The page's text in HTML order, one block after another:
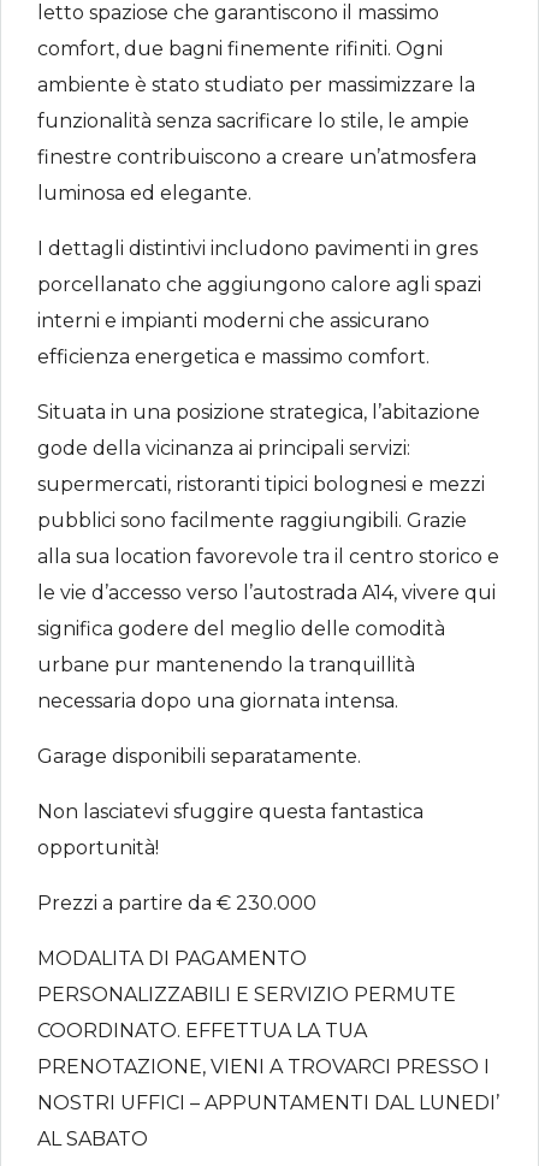
letto spaziose che garantiscono il massimo
comfort, due bagni finemente rifiniti. Ogni
ambiente è stato studiato per massimizzare la
funzionalità senza sacrificare lo stile, le ampie
finestre contribuiscono a creare un’atmosfera
luminosa ed elegante.
I dettagli distintivi includono pavimenti in gres
porcellanato che aggiungono calore agli spazi
interni e impianti moderni che assicurano
efficienza energetica e massimo comfort.
Situata in una posizione strategica, l’abitazione
gode della vicinanza ai principali servizi:
supermercati, ristoranti tipici bolognesi e mezzi
pubblici sono facilmente raggiungibili. Grazie
alla sua location favorevole tra il centro storico e
le vie d’accesso verso l’autostrada A14, vivere qui
significa godere del meglio delle comodità
urbane pur mantenendo la tranquillità
necessaria dopo una giornata intensa.
Garage disponibili separatamente.
Non lasciatevi sfuggire questa fantastica
opportunità!
Prezzi a partire da € 230.000
MODALITA DI PAGAMENTO
PERSONALIZZABILI E SERVIZIO PERMUTE
COORDINATO. EFFETTUA LA TUA
PRENOTAZIONE, VIENI A TROVARCI PRESSO I
NOSTRI UFFICI – APPUNTAMENTI DAL LUNEDI’
AL SABATO